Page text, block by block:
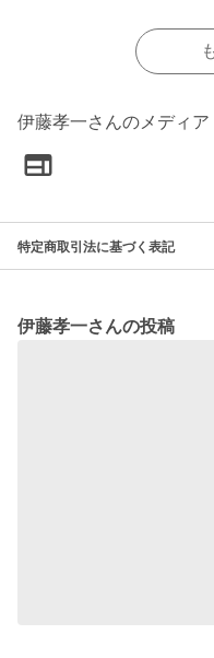
伊藤孝一さんのメディア
特定商取引法に基づく表記
伊藤孝一さんの投稿